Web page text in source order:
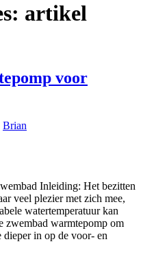
artikel
voor
Brian
Inleiding: Het bezitten
veel plezier met zich mee,
watertemperatuur kan
zwembad warmtepomp om
in op de voor- en